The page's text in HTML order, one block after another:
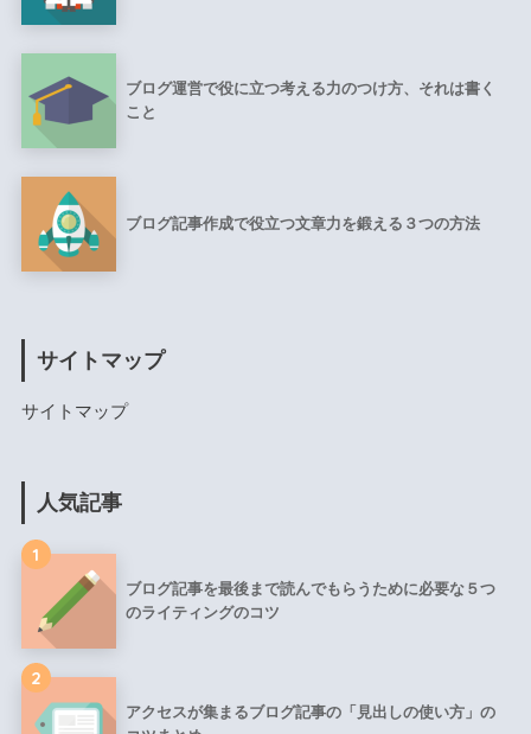
ブログ運営で役に立つ考える力のつけ方、それは書く
こと
ブログ記事作成で役立つ文章力を鍛える３つの方法
サイトマップ
サイトマップ
人気記事
1
ブログ記事を最後まで読んでもらうために必要な５つ
のライティングのコツ
2
アクセスが集まるブログ記事の「見出しの使い方」の